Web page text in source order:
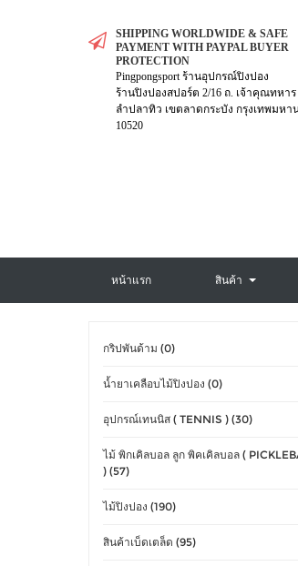
SHIPPING WORLDWIDE & SAFE
PAYMENT WITH PAYPAL BUYER
PROTECTION
Pingpongsport ร้านอุปกรณ์ปิงปอง
ร้านปิงปองสปอร์ต 2/16 ถ. เจ้าคุณทหา
ลำปลาทิว เขตลาดกระบัง กรุงเทพมหา
10520
หน้าแรก สินค้า
กริปพันด้าม (0)
น้ำยาเคลือบไม้ปิงปอง (0)
อุปกรณ์เทนนิส ( TENNIS ) (30)
ไม้ พิกเคิลบอล ลูก พิคเคิลบอล (
) (57)
ไม้ปิงปอง (190)
สินค้าเบ็ดเตล็ด (95)